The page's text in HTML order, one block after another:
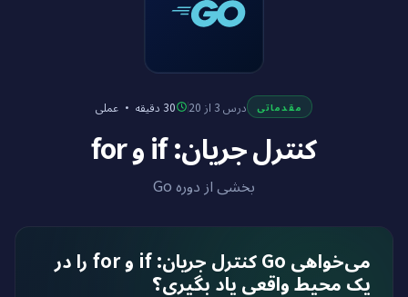
مقدماتی درس 3 از 20 30 دقیقه ·عملی
کنترل جریان: if و for
بخشی از دوره Go
می‌خواهی Go کنترل جریان: if و for را در
یک محیط واقعی یاد بگیری؟